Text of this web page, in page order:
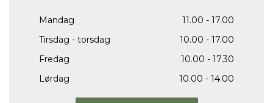
Mandag
11.00 - 17.00
Tirsdag - torsdag
10.00 - 17.00
Fredag
10.00 - 17.30
Lørdag
10.00 - 14.00